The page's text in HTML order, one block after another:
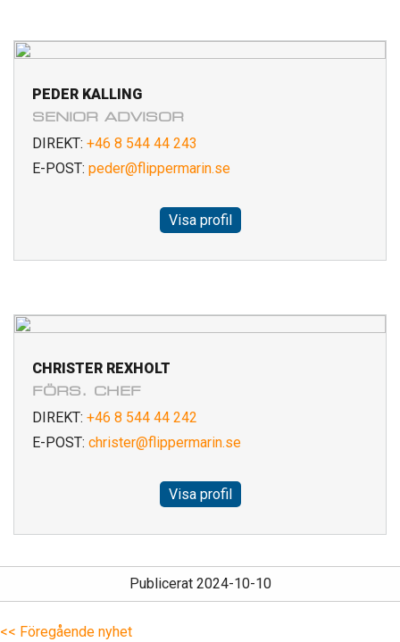
PEDER KALLING
SENIOR ADVISOR
DIREKT: +46 8 544 44 243
E-POST: peder@flippermarin.se
Visa profil
CHRISTER REXHOLT
FÖRS. CHEF
DIREKT: +46 8 544 44 242
E-POST: christer@flippermarin.se
Visa profil
Publicerat 2024-10-10
<< Föregående nyhet